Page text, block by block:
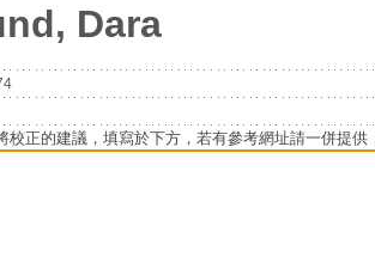
Dara
校正的建議，填寫於下方，若有參考網址請一併提供